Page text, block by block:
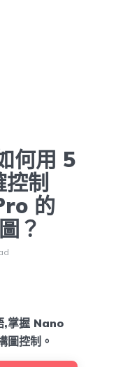
何用 5
制
的
？
,掌握 Nano
控制。